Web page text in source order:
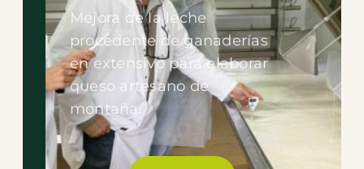
Mejora de la leche
procedente de ganaderías
en extensivo para elaborar
queso artesano de
montaña.